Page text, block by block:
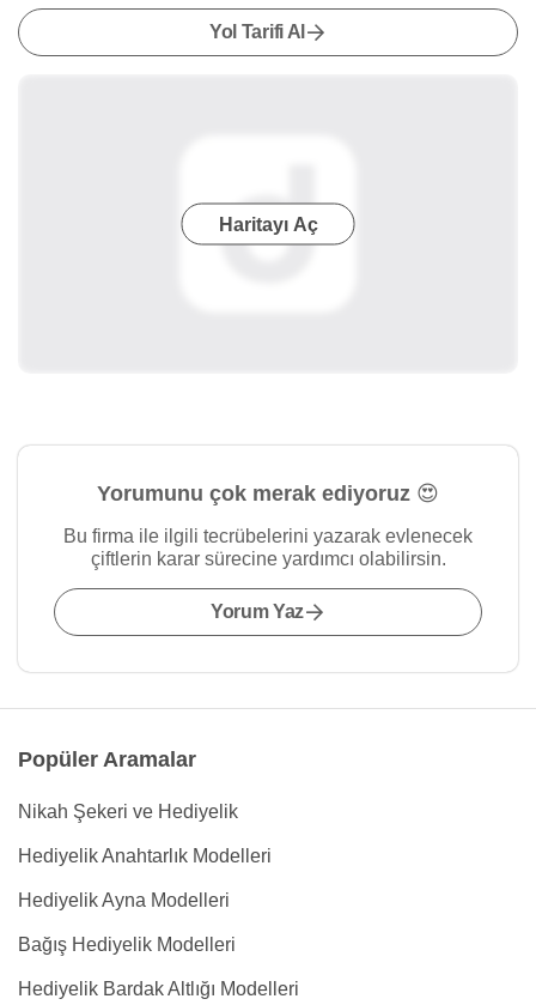
Yol Tarifi Al
Haritayı Aç
Yorumunu çok merak ediyoruz 😍
Bu firma ile ilgili tecrübelerini yazarak evlenecek
çiftlerin karar sürecine yardımcı olabilirsin.
Yorum Yaz
Popüler Aramalar
Nikah Şekeri ve Hediyelik
Hediyelik Anahtarlık Modelleri
Hediyelik Ayna Modelleri
Bağış Hediyelik Modelleri
Hediyelik Bardak Altlığı Modelleri